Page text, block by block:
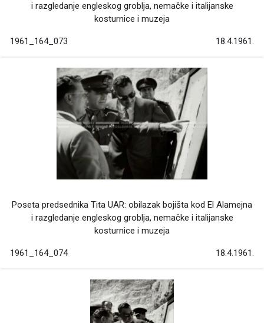
i razgledanje engleskog groblja, nemačke i italijanske
kosturnice i muzeja
1961_164_073 18.4.1961.
Poseta predsednika Tita UAR: obilazak bojišta kod El Alamejna
i razgledanje engleskog groblja, nemačke i italijanske
kosturnice i muzeja
1961_164_074 18.4.1961.